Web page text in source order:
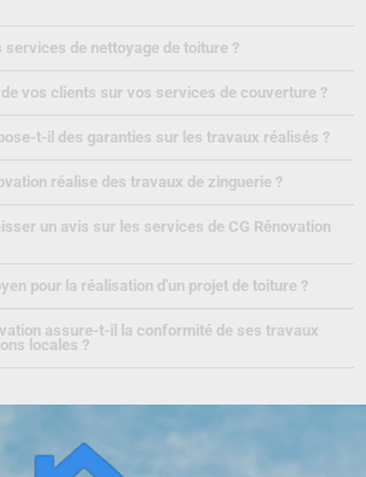
de nettoyage de toiture ?
vos clients sur vos services de couverture ?
t-il des garanties sur les travaux réalisés ?
réalise des travaux de zinguerie ?
un avis sur les services de CG Rénovation
pour la réalisation d'un projet de toiture ?
assure-t-il la conformité de ses travaux
locales ?